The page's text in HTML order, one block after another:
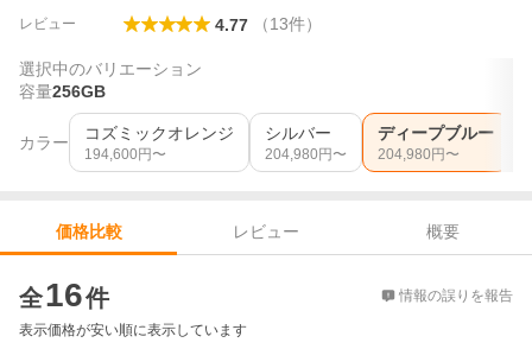
レビュー 4.77 （13件）
選択中のバリエーション
容量256GB
カラー コズミックオレンジ
194,600 円〜
シルバー
204,980 円〜
ディープブルー
204,980 円〜
価格比較 レビュー
概要
全16件 情報の誤りを報告
表示価格が安い順に表示しています